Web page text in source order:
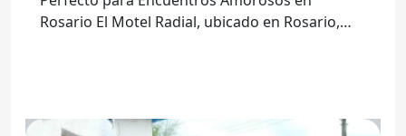
Rosario El Motel Radial, ubicado en Rosario,